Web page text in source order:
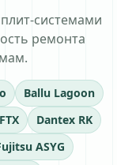
системами
ремонта
Ballu Lagoon
Dantex RK
ASYG